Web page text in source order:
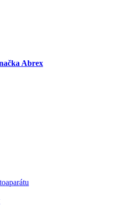
Abrex